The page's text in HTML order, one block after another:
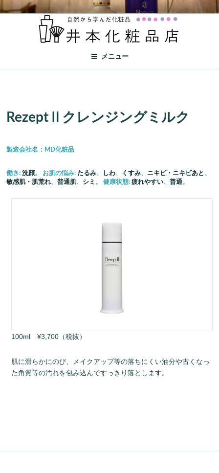
井本化粧品店
自然から学んだ化粧品
メニュー
RezeptⅡ クレンジング ミルク
製造会社名：MD化粧品
働き:洗顔。 お肌の悩み:たるみ、 しわ、 くすみ、 ニキビ・ニキビあと 、
敏感肌・肌荒れ、普通肌、 シミ 。 健康状態:疲れやすい、普通。
100ml ¥3,700（税抜）
肌に滑らかにのび、メイクアップ等の落ちにくい油分や古くなっ
た角質等の汚れを包み込んですっきり落とします。